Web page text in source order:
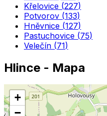
Křelovice (227)
Potvorov (133)
Hněvnice (127)
Pastuchovice (75)
Velečín (71)
Hlince - Mapa
+
−